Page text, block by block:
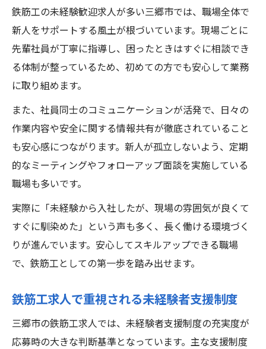
鉄筋工の未経験歓迎求人が多い三郷市では、職場全体で
新人をサポートする風土が根づいています。現場ごとに
先輩社員が丁寧に指導し、困ったときはすぐに相談でき
る体制が整っているため、初めての方でも安心して業務
に取り組めます。
また、社員同士のコミュニケーションが活発で、日々の
作業内容や安全に関する情報共有が徹底されていること
も安心感につながります。新人が孤立しないよう、定期
的なミーティングやフォローアップ面談を実施している
職場も多いです。
実際に「未経験から入社したが、現場の雰囲気が良くて
すぐに馴染めた」という声も多く、長く働ける環境づく
りが進んでいます。安心してスキルアップできる職場
で、鉄筋工としての第一歩を踏み出せます。
鉄筋工求人で重視される未経験者支援制度
三郷市の鉄筋工求人では、未経験者支援制度の充実度が
応募時の大きな判断基準となっています。主な支援制度